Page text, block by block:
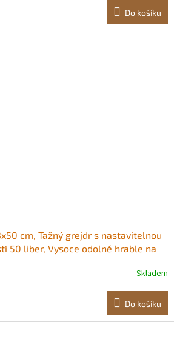
Do košíku
cm, Tažný grejdr s nastavitelnou
50 liber, Vysoce odolné hrable na
cesty, Vhodné pro čtyřkolky, UTV a
Odolný ocelový rám,
Skladem
Do košíku